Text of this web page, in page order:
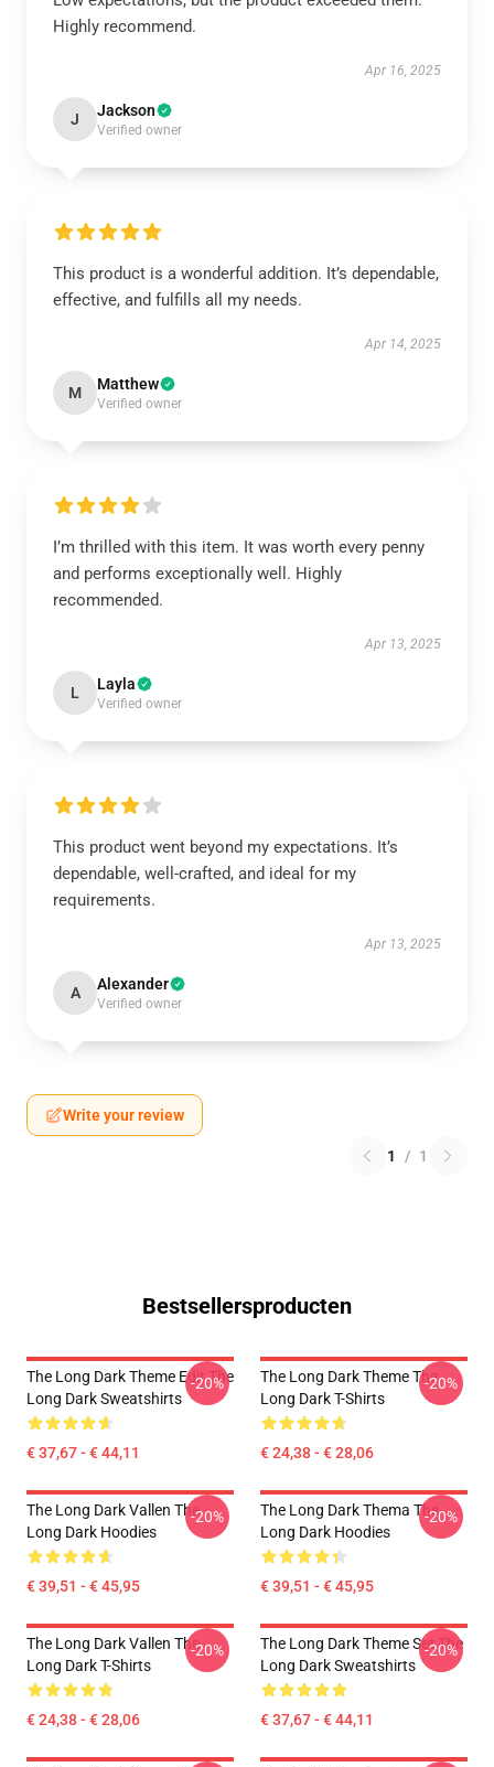
Highly recommend.
Apr 16, 2025
J Jackson
Verified owner
This product is a wonderful addition. It’s dependable,
effective, and fulfills all my needs.
Apr 14, 2025
M Matthew
Verified owner
I’m thrilled with this item. It was worth every penny
and performs exceptionally well. Highly
recommended.
Apr 13, 2025
L Layla
Verified owner
This product went beyond my expectations. It’s
dependable, well-crafted, and ideal for my
requirements.
Apr 13, 2025
A Alexander
Verified owner
Write your review
1 / 1
Bestsellersproducten
The Long Dark Theme Edit The
Long Dark Sweatshirts
€ 37,67 - € 44,11
-20%
The Long Dark Theme The
Long Dark T-Shirts
€ 24,38 - € 28,06
-20%
The Long Dark Vallen The
Long Dark Hoodies
€ 39,51 - € 45,95
-20%
The Long Dark Thema The
Long Dark Hoodies
€ 39,51 - € 45,95
-20%
The Long Dark Vallen The
Long Dark T-Shirts
€ 24,38 - € 28,06
-20%
The Long Dark Theme Set The
Long Dark Sweatshirts
€ 37,67 - € 44,11
-20%